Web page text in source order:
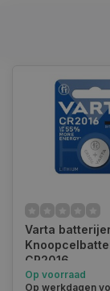
Varta
CR2016
Op voorraad
Op werkdagen